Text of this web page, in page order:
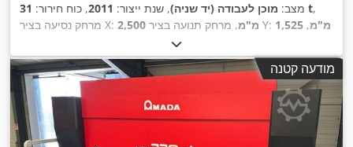
מצב: מוכן לעבודה (יד שניה), שנת ייצור: 2011, כוח חירור: 31 t,
מרחק נסיעה בציר X:
2,500 מ"מ , מרחק תנועה בציר Y: 1,525 מ"מ,
, עומס שולחן:
FANUC
, מספר צירים:2 ,
מודעה קטנה